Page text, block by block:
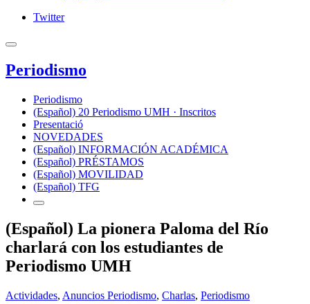
Twitter
Periodismo
Periodismo
(Español) 20 Periodismo UMH · Inscritos
Presentació
NOVEDADES
(Español) INFORMACIÓN ACADÉMICA
(Español) PRÉSTAMOS
(Español) MOVILIDAD
(Español) TFG
(Español) La pionera Paloma del Río
charlará con los estudiantes de
Periodismo UMH
Actividades, Anuncios Periodismo, Charlas, Periodismo